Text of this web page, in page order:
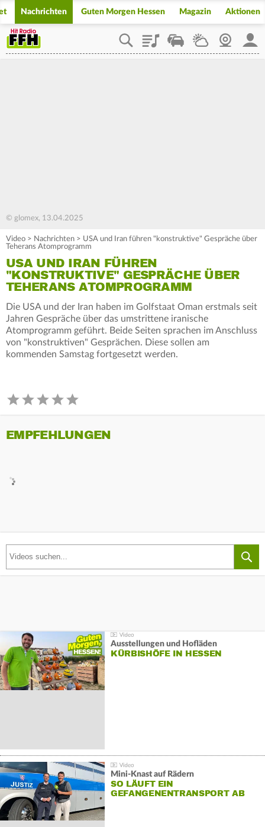
Nachrichten Guten Morgen Hessen Magazin Aktionen
PlaylistStaupilotWetterWebcam
© glomex, 13.04.2025
Video > Nachrichten > USA und Iran führen "konstruktive" Gespräche über
Teherans Atomprogramm
USA UND IRAN FÜHREN
"KONSTRUKTIVE" GESPRÄCHE ÜBER
TEHERANS ATOMPROGRAMM
Die USA und der Iran haben im Golfstaat Oman erstmals seit
Jahren Gespräche über das umstrittene iranische
Atomprogramm geführt. Beide Seiten sprachen im Anschluss
von "konstruktiven" Gesprächen. Diese sollen am
kommenden Samstag fortgesetzt werden.
EMPFEHLUNGEN
Ausstellungen und Hofläden
KÜRBISHÖFE IN HESSEN
Mini-Knast auf Rädern
SO LÄUFT EIN
GEFANGENENTRANSPORT AB